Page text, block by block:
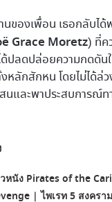
ของเพื่อน เธอกลับได้
Grace Moretz) ที่ค
ด้ปลดปล่อยความกดดัน
หลักสักหน โดยไม่ได้ล่
นและพาประสบการณ์ท
หนัง Pirates of the
| ไพเรท 5 สงคร